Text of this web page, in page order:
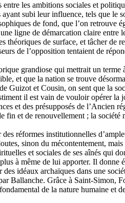
les ambitions sociales et
ayant subi leur influence, tels que
de fond, que l’on retrouve
ligne de démarcation claire entre
théoriques de surface, et tâcher
de l’opposition tentaient de
grandiose qui mettrait un
et que la nation se trouve
Guizot et Cousin, on sent que la
il est vain de vouloir opérer la
et des présupposés de
fin et de renouvellement ; la
réformes institutionnelles
sinon du mécontentement,
et sociales de ses aînés qui
à même de lui apporter. Il
idéaux archaïques dans une
Ballanche. Grâce à Saint-Simon,
de la nature humaine et